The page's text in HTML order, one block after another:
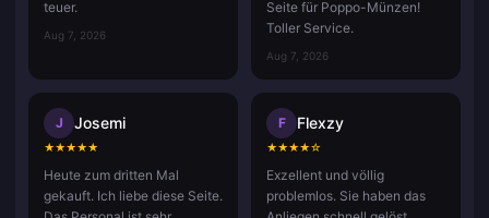
teuer.
Aug 7, 2026
Seite für Poppo-Münzen!
Toller Service.
Aug 7, 2026
J Josemi
★★★★★
Heute zum dritten Mal
gekauft. Ich liebe diese Seite.
F Flexzy
★★★★☆
Exzellent und völlig
problemlos. Sie haben das